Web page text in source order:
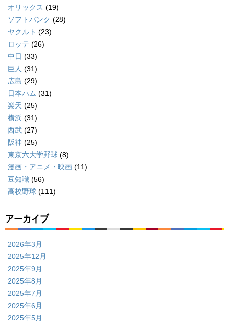
オリックス (19)
ソフトバンク (28)
ヤクルト (23)
ロッテ (26)
中日 (33)
巨人 (31)
広島 (29)
日本ハム (31)
楽天 (25)
横浜 (31)
西武 (27)
阪神 (25)
東京六大学野球 (8)
漫画・アニメ・映画 (11)
豆知識 (56)
高校野球 (111)
アーカイブ
2026年3月
2025年12月
2025年9月
2025年8月
2025年7月
2025年6月
2025年5月